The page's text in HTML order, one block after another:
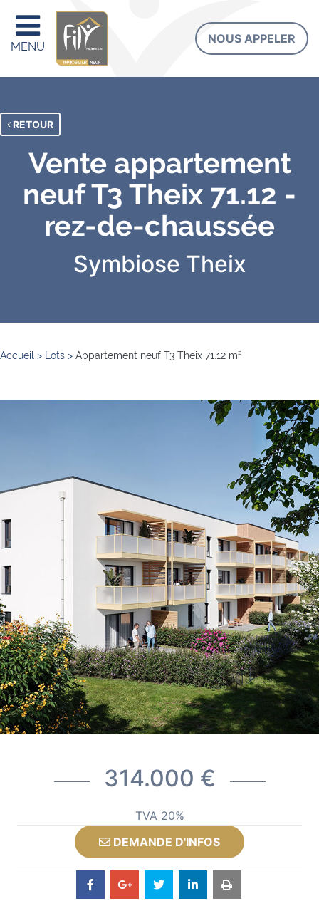
MENU
NOUS APPELER
RETOUR
Vente appartement
neuf T3 Theix 71.12 -
rez-de-chaussée
Symbiose Theix
Accueil > Lots > Appartement neuf T3 Theix 71.12 m²
314.000 €
TVA 20%
DEMANDE D'INFOS